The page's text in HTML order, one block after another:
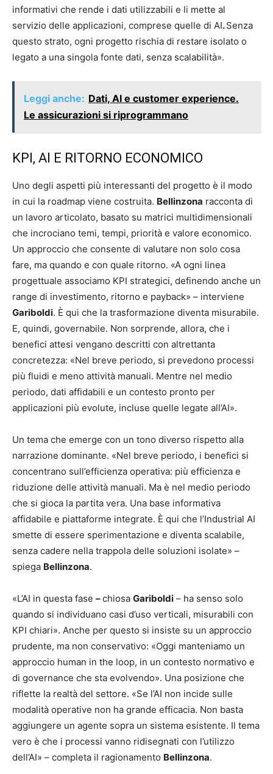
informativi che rende i dati utilizzabili e li mette al
servizio delle applicazioni, comprese quelle di AI.Senza
questo strato, ogni progetto rischia di restare isolato o
legato a una singola fonte dati, senza scalabilità».
Leggi anche: Dati, AI e customer experience.
Le assicurazioni si riprogrammano
KPI, AI E RITORNO ECONOMICO
Uno degli aspetti più interessanti del progetto è il modo
in cui la roadmap viene costruita. Bellinzona racconta di
un lavoro articolato, basato su matrici multidimensionali
che incrociano temi, tempi, priorità e valore economico.
Un approccio che consente di valutare non solo cosa
fare, ma quando e con quale ritorno. «A ogni linea
progettuale associamo KPI strategici, definendo anche un
range di investimento, ritorno e payback» – interviene
Gariboldi. È qui che la trasformazione diventa misurabile.
E, quindi, governabile. Non sorprende, allora, che i
benefici attesi vengano descritti con altrettanta
concretezza: «Nel breve periodo, si prevedono processi
più fluidi e meno attività manuali. Mentre nel medio
periodo, dati affidabili e un contesto pronto per
applicazioni più evolute, incluse quelle legate all’AI».
Un tema che emerge con un tono diverso rispetto alla
narrazione dominante. «Nel breve periodo, i benefici si
concentrano sull’efficienza operativa: più efficienza e
riduzione delle attività manuali. Ma è nel medio periodo
che si gioca la partita vera. Una base informativa
affidabile e piattaforme integrate. È qui che l’Industrial AI
smette di essere sperimentazione e diventa scalabile,
senza cadere nella trappola delle soluzioni isolate» –
spiega Bellinzona.
«L’AI in questa fase –chiosa Gariboldi – ha senso solo
quando si individuano casi d’uso verticali, misurabili con
KPI chiari». Anche per questo si insiste su un approccio
prudente, ma non conservativo: «Oggi manteniamo un
approccio human in the loop, in un contesto normativo e
di governance che sta evolvendo». Una posizione che
riflette la realtà del settore. «Se l’AI non incide sulle
modalità operative non ha grande efficacia. Non basta
aggiungere un agente sopra un sistema esistente. Il tema
vero è che i processi vanno ridisegnati con l’utilizzo
dell’AI» – completa il ragionamento Bellinzona.